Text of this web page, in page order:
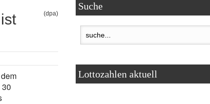
(dpa)
Suche
Lottozahlen aktuell